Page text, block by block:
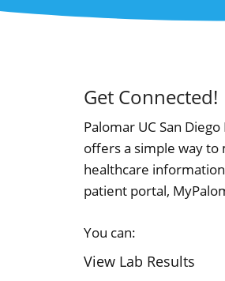
Get Connected!
Palomar UC San
offers a simple way to
healthcare
patient portal,
You can:
View Lab Results